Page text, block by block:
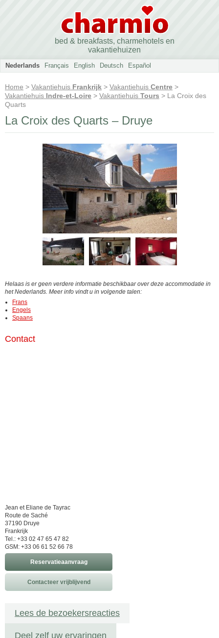
bed & breakfasts, charmehotels en
vakantiehuizen
Nederlands Français English Deutsch Español
Home > Vakantiehuis Frankrijk > Vakantiehuis Centre >
Vakantiehuis Indre-et-Loire > Vakantiehuis Tours > La Croix des
Quarts
La Croix des Quarts – Druye
Helaas is er geen verdere informatie beschikbaar over deze accommodatie in
het Nederlands. Meer info vindt u in volgende talen:
Frans
Engels
Spaans
Contact
Jean et Eliane de Tayrac
Route de Saché
37190 Druye
Frankrijk
Tel.: +33 02 47 65 47 82
GSM: +33 06 61 52 66 78
Reservatieaanvraag
Contacteer vrijblijvend
Lees de bezoekersreacties
Deel zelf uw ervaringen